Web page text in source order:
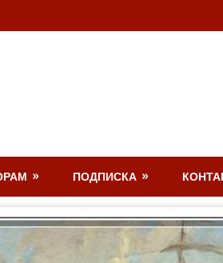
ПОДПИСКА